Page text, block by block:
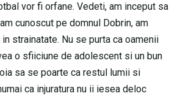
vor fi orfane. Vedeti, am inceput sa
cunoscut pe domnul Dobrin, am
strainatate. Nu se purta ca oamenii
o sfiiciune de adolescent si un bun
sa se poarte ca restul lumii si
ca injuratura nu ii iesea deloc